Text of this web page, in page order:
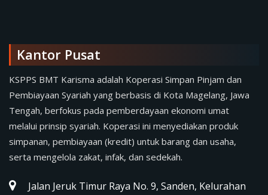
Kantor Pusat
KSPPS BMT Karisma adalah Koperasi Simpan Pinjam dan
Pembiayaan Syariah yang berbasis di Kota Magelang, Jawa
Tengah, berfokus pada pemberdayaan ekonomi umat
melalui prinsip syariah. Koperasi ini menyediakan produk
simpanan, pembiayaan (kredit) untuk barang dan usaha,
serta mengelola zakat, infak, dan sedekah.
Jalan Jeruk Timur Raya No. 9, Sanden, Kelurahan